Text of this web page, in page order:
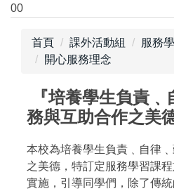
跳
00
首頁 課外活動組 服務
開心服務理念
『培養學生負責
務與互助合作之美德
本校為培養學生負責﹑自律
之美德，特訂定服務學習課
實施，引導同學們，除了傳